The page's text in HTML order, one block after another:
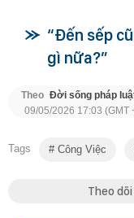
“Đến sếp
gì nữa?”
Theo Đời sống pháp
09/05/2026 17:03 (GMT
Tags Công Việc
Theo